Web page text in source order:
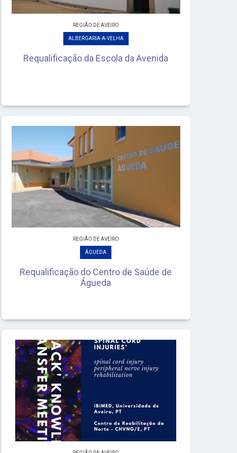
REGIÃO DE AVEIRO
ALBERGARIA-A-VELHA
Requalificação da Escola da Avenida
REGIÃO DE AVEIRO
ÁGUEDA
Requalificação do Centro de Saúde de
Águeda